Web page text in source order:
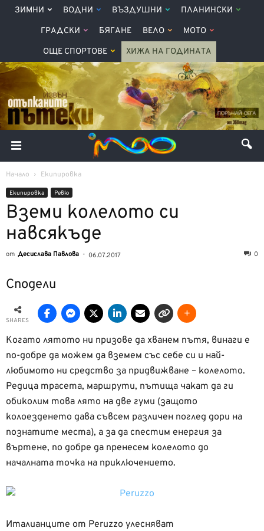
ЗИМНИ ВОДНИ ВЪЗДУШНИ ПЛАНИНСКИ
ГРАДСКИ БЯГАНЕ ВЕЛО МОТО
ОЩЕ СПОРТОВЕ ХИЖА НА ГОДИНАТА
Начало Екипировка
Екипировка Ревю
Вземи колелото си
навсякъде
от Десислава Павлова - 06.07.2017 0
Сподели
SHARES
Когато лятото ни призове да хванем пътя, винаги е
по-добре да можем да вземем със себе си и най-
любимото ни средство за придвижване – колелото.
Редица трасета, маршрути, пътища чакат да ги
обиколим това лято на две гуми (защото
колоезденето дава съвсем различен поглед дори на
познатите места), а за да спестим енергия за
въртене, по добре да пренесем колелото до
началната точка на приключението.
Италианците от Peruzzo улесняват